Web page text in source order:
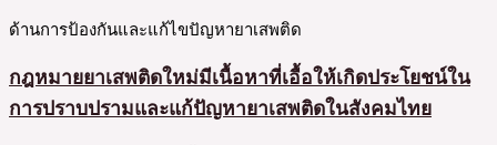
ด้านการป้องกันและแก้ไขปัญหายาเสพติด
กฎหมายยาเสพติดใหม่มีเนื้อหาที่เอื้อให้เกิดประโยชน์ใน
การปราบปรามและแก้ปัญหายาเสพติดในสังคมไทย